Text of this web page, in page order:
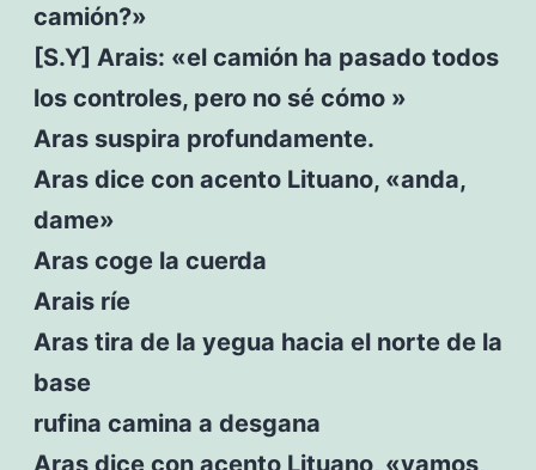
camión?»
[S.Y] Arais: «el camión ha pasado todos
los controles, pero no sé cómo »
Aras suspira profundamente.
Aras dice con acento Lituano, «anda,
dame»
Aras coge la cuerda
Arais ríe
Aras tira de la yegua hacia el norte de la
base
rufina camina a desgana
Aras dice con acento Lituano, «vamos,